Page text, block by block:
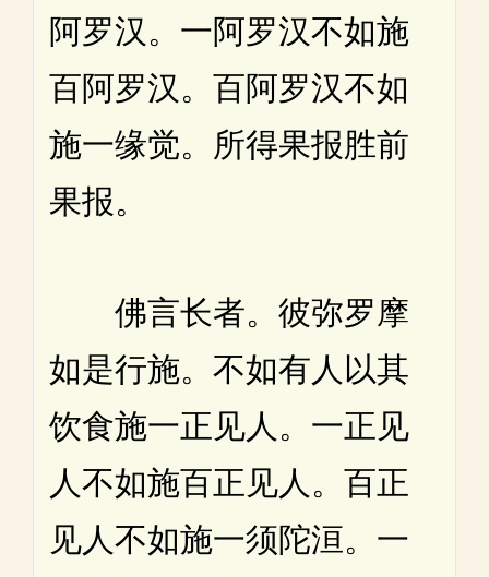
阿罗汉。一阿罗汉不如施
百阿罗汉。百阿罗汉不如
施一缘觉。所得果报胜前
果报。
佛言长者。彼弥罗摩
如是行施。不如有人以其
饮食施一正见人。一正见
人不如施百正见人。百正
见人不如施一须陀洹。一